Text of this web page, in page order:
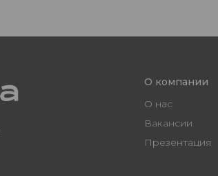
О компании
О нас
Вакансии
Презентация